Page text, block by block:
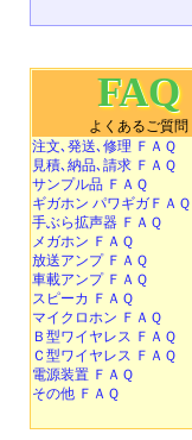
FAQ
よくあるご質問
注文､発送､修理 ＦＡＱ
見積､納品､請求 ＦＡＱ
サンプル品 ＦＡＱ
ギガホン パワギガＦＡＱ
手ぶら拡声器 ＦＡＱ
メガホン ＦＡＱ
放送アンプ ＦＡＱ
車載アンプ ＦＡＱ
スピーカ ＦＡＱ
マイクロホン ＦＡＱ
Ｂ型ワイヤレス ＦＡＱ
Ｃ型ワイヤレス ＦＡＱ
電源装置 ＦＡＱ
その他 ＦＡＱ